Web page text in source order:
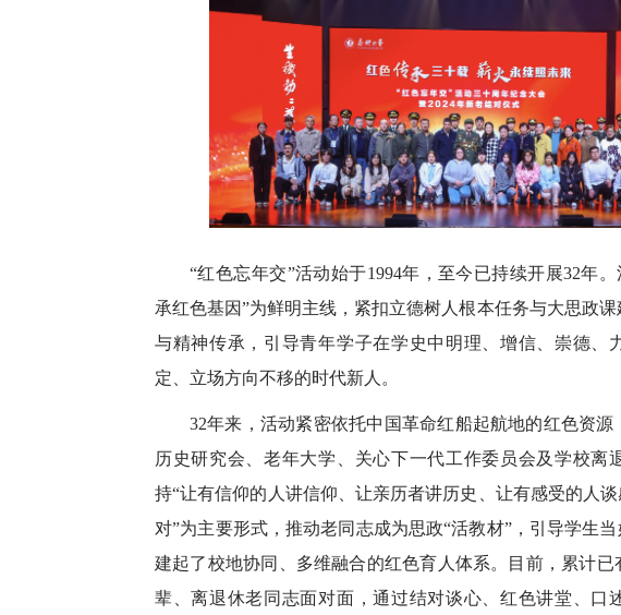
“红色忘年交”活动始于1994年，至今已持续开展32年
承红色基因”为鲜明主线，紧扣立德树人根本任务与大思政
与精神传承，引导青年学子在学史中明理、增信、崇德、
定、立场方向不移的时代新人。
32年来，活动紧密依托中国革命红船起航地的红色资
历史研究会、老年大学、关心下一代工作委员会及学校离
持“让有信仰的人讲信仰、让亲历者讲历史、让有感受的人
对”为主要形式，推动老同志成为思政“活教材”，引导学生
建起了校地协同、多维融合的红色育人体系。目前，累计
辈、离退休老同志面对面，通过结对谈心、红色讲堂、口